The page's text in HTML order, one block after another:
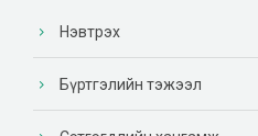
Нэвтрэх
Бүртгэлийн тэжээл